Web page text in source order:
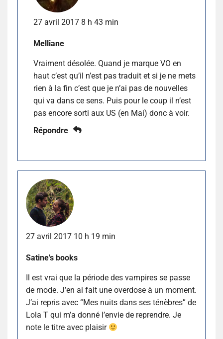
27 avril 2017 8 h 43 min
Melliane
Vraiment désolée. Quand je marque VO en
haut c’est qu’il n’est pas traduit et si je ne mets
rien à la fin c’est que je n’ai pas de nouvelles
qui va dans ce sens. Puis pour le coup il n’est
pas encore sorti aux US (en Mai) donc à voir.
Répondre
27 avril 2017 10 h 19 min
Satine's books
Il est vrai que la période des vampires se passe
de mode. J’en ai fait une overdose à un moment.
J’ai repris avec “Mes nuits dans ses ténèbres” de
Lola T qui m’a donné l’envie de reprendre. Je
note le titre avec plaisir